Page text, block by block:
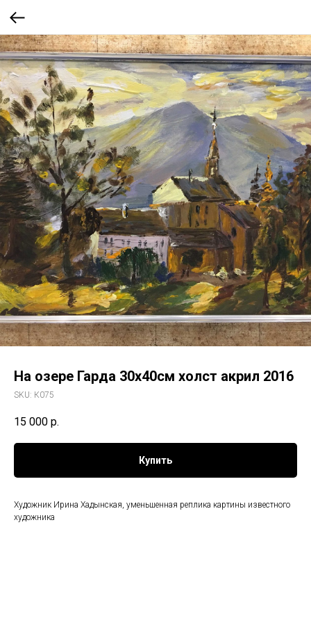
На озере Гарда 30х40см холст акрил 2016
SKU: К075
15 000 р.
Купить
Художник Ирина Хадынская, уменьшенная реплика картины известного
художника